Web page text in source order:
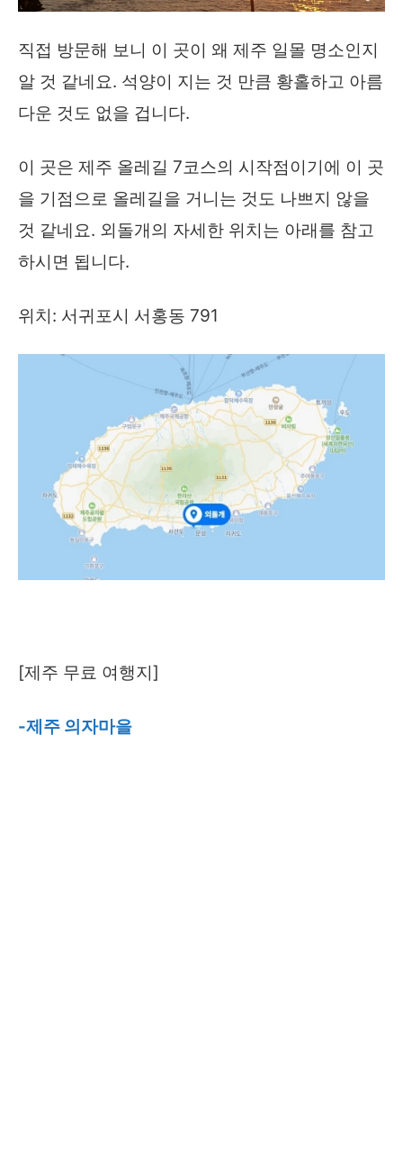
직접 방문해 보니 이 곳이 왜 제주 일몰 명소인지
알 것 같네요. 석양이 지는 것 만큼 황홀하고 아름
다운 것도 없을 겁니다.
이 곳은 제주 올레길 7코스의 시작점이기에 이 곳
을 기점으로 올레길을 거니는 것도 나쁘지 않을
것 같네요. 외돌개의 자세한 위치는 아래를 참고
하시면 됩니다.
위치: 서귀포시 서홍동 791
[제주 무료 여행지]
-제주 의자마을